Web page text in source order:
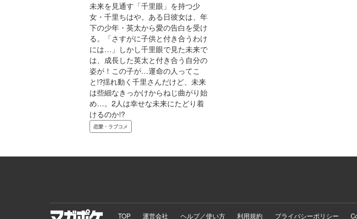
未来を見通す「千里眼」を持つ少
女・千里ちはや。ある日彼女は、年
下の少年・英太から愛の告白を受け
る。「さすがに子供と付き合うわけ
には…」しかし千里眼で見た未来で
は、成長した英太と付き合う自分の
姿が！この子が…運命の人ってこ
と!?揺れ動く千里さんだけど、未来
は些細なきっかけからねじ曲がり始
め…。2人は幸せな未来にたどり着
けるのか!?
恋愛・ラブコメ
TOP 運営会社 ヘルプ／使い方 利用規約 プライバシーポリシー